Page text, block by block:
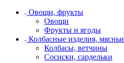
Овощи, фрукты
Овощи
Фрукты и ягоды
Колбасные изделия,
Колбасы, ветчины
Сосиски, сардельки